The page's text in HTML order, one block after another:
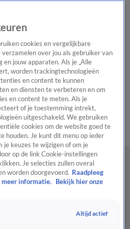
Het beste van Hart
Tip de
WeerTip de redactiePanelVideo's
cookies en vergelijkbare
over jou als gebruiker van
en jouw apparaten. Als je „Alle
worden trackingtechnologieën
en content te kunnen
en diensten te verbeteren en om
en content te meten. Als je
of je toestemming intrekt,
uitgeschakeld. We gebruiken
cookies om de website goed te
houden. Je kunt dit menu op ieder
je keuzes te wijzigen of om je
op de link Cookie-instellingen
Je selecties zullen overal
worden doorgevoerd. Raadpleeg
meer informatie.
Bekijk hier onze
Altijd actief